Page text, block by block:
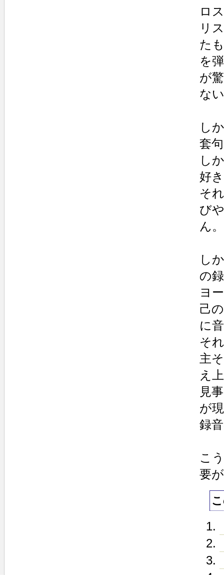
ロ
リ
た
を
が
な
し
套
し
好
そ
び
ん。
し
の
ヨ
己
に
そ
主
え
見
が
録
こ
要